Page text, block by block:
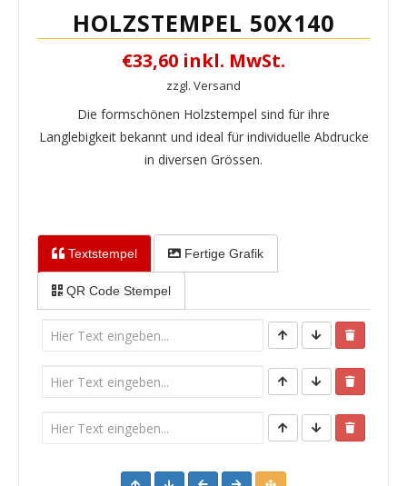
HOLZSTEMPEL 50X140
€33,60 inkl. MwSt.
zzgl. Versand
Die formschönen Holzstempel sind für ihre
Langlebigkeit bekannt und ideal für individuelle Abdrucke
in diversen Grössen.
Textstempel Fertige Grafik
QR Code Stempel